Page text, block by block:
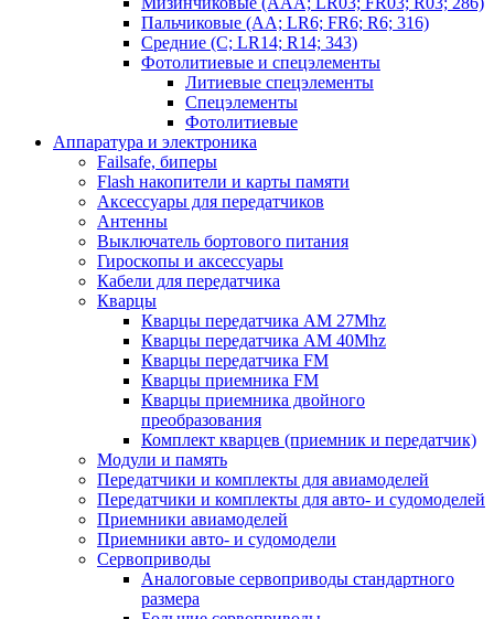
Пальчиковые (AA; LR6; FR6; R6; 316)
Средние (C; LR14; R14; 343)
Фотолитиевые и спецэлементы
Литиевые спецэлементы
Спецэлементы
Фотолитиевые
Аппаратура и электроника
Failsafe, биперы
Flash накопители и карты памяти
Аксессуары для передатчиков
Антенны
Выключатель бортового питания
Гироскопы и аксессуары
Кабели для передатчика
Кварцы
Кварцы передатчика AM 27Mhz
Кварцы передатчика AM 40Mhz
Кварцы передатчика FM
Кварцы приемника FM
Кварцы приемника двойного
преобразования
Комплект кварцев (приемник и передатчик)
Модули и память
Передатчики и комплекты для авиамоделей
Передатчики и комплекты для авто- и судомоделей
Приемники авиамоделей
Приемники авто- и судомодели
Сервоприводы
Аналоговые сервоприводы стандартного
размера